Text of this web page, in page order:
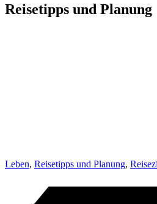
Reisetipps und Planung
Leben, Reisetipps und Planung,